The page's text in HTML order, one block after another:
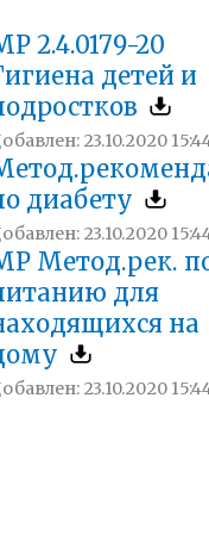
2.4.0179-20
детей и
23.10.2020
диабету
23.10.2020
Метод.рек.
для
на
23.10.2020